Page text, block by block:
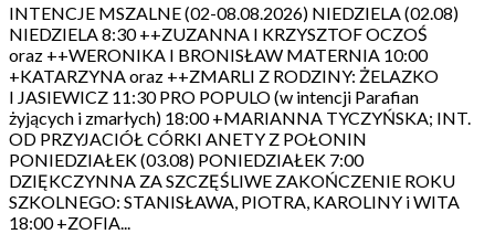
INTENCJE MSZALNE (02-08.08.2026) NIEDZIELA (02.08)
NIEDZIELA 8:30 ++ZUZANNA I KRZYSZTOF OCZOŚ
oraz ++WERONIKA I BRONISŁAW MATERNIA 10:00
+KATARZYNA oraz ++ZMARLI Z RODZINY: ŻELAZKO
I JASIEWICZ 11:30 PRO POPULO (w intencji Parafian
żyjących i zmarłych) 18:00 +MARIANNA TYCZYŃSKA; INT.
OD PRZYJACIÓŁ CÓRKI ANETY Z POŁONIN
PONIEDZIAŁEK (03.08) PONIEDZIAŁEK 7:00
DZIĘKCZYNNA ZA SZCZĘŚLIWE ZAKOŃCZENIE ROKU
SZKOLNEGO: STANISŁAWA, PIOTRA, KAROLINY i WITA
18:00 +ZOFIA...